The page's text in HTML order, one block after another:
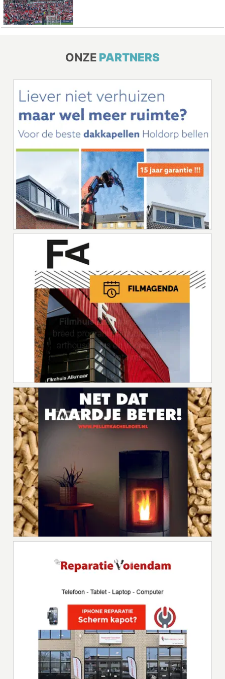
ONZE PARTNERS